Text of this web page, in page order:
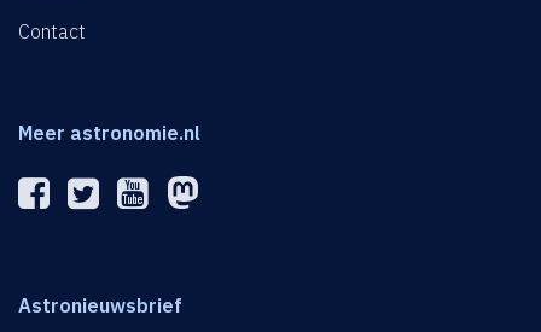
Contact
Meer astronomie.nl
Astronieuwsbrief